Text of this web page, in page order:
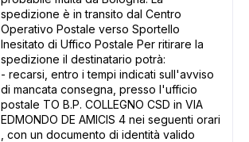
spedizione è in transito dal Centro
Operativo Postale verso Sportello
Inesitato di Uffico Postale Per ritirare la
spedizione il destinatario potrà:
- recarsi, entro i tempi indicati sull'avviso
di mancata consegna, presso l'ufficio
postale TO B.P. COLLEGNO CSD in VIA
EDMONDO DE AMICIS 4 nei seguenti orari
, con un documento di identità valido